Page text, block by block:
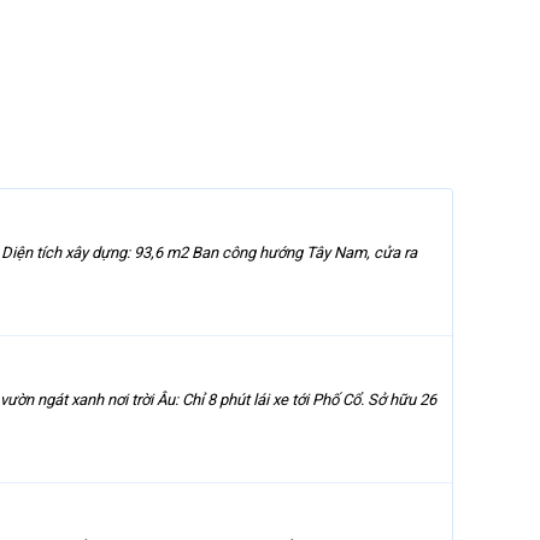
tích xây dựng: 93,6 m2 Ban công hướng Tây Nam, cửa ra
ngát xanh nơi trời Âu: Chỉ 8 phút lái xe tới Phố Cổ. Sở hữu 26